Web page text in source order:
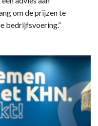
om de prijzen te
bedrijfsvoering.”